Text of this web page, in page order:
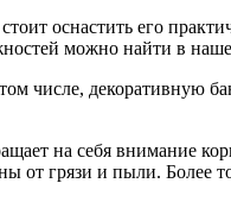
оснастить его
можно найти в
числе, декоративную
на себя внимание
от грязи и пыли. Более